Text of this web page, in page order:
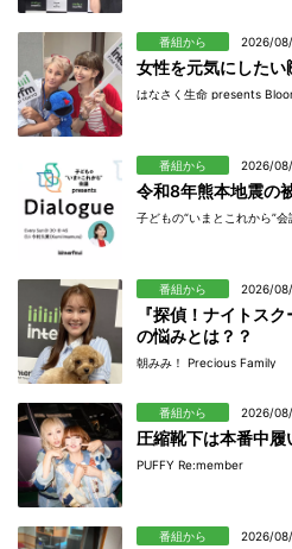
番組から 2026/
女性を元気にした
はなさく生命 presents
番組から 2026/
令和8年熊本地震の
子どもの“いまとこれから”
番組から 2026/
『探偵！ナイトス
の悩みとは？？
朝みみ！ Precious Family
番組から 2026/
圧縮靴下は本番中履
PUFFY Re:member
番組から 2026/